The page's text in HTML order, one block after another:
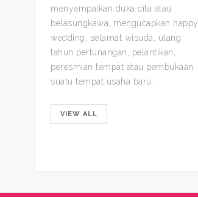
menyampaikan duka cita atau
belasungkawa, mengucapkan happy
wedding, selamat wisuda, ulang
tahun pertunangan, pelantikan,
peresmian tempat atau pembukaan
suatu tempat usaha baru.
VIEW ALL